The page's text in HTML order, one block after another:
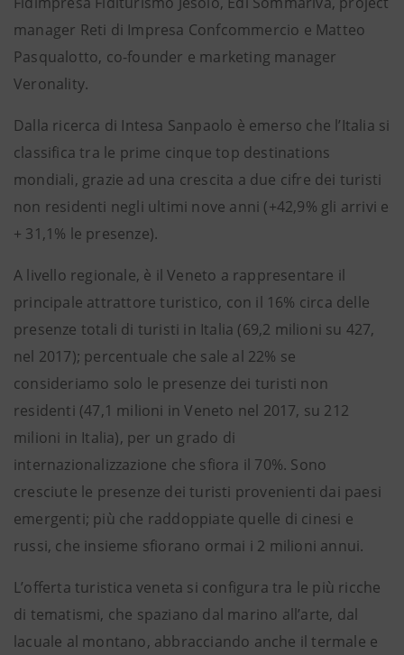
manager Reti di Impresa Confcommercio e Matteo
Pasqualotto, co-founder e marketing manager
Veronality.
Dalla ricerca di Intesa Sanpaolo è emerso che l’Italia si
classifica tra le prime cinque top destinations
mondiali, grazie ad una crescita a due cifre dei turisti
non residenti negli ultimi nove anni (+42,9% gli arrivi e
+ 31,1% le presenze).
A livello regionale, è il Veneto a rappresentare il
principale attrattore turistico, con il 16% circa delle
presenze totali di turisti in Italia (69,2 milioni su 427,
nel 2017); percentuale che sale al 22% se
consideriamo solo le presenze dei turisti non
residenti (47,1 milioni in Veneto nel 2017, su 212
milioni in Italia), per un grado di
internazionalizzazione che sfiora il 70%. Sono
cresciute le presenze dei turisti provenienti dai paesi
emergenti; più che raddoppiate quelle di cinesi e
russi, che insieme sfiorano ormai i 2 milioni annui.
L’offerta turistica veneta si configura tra le più ricche
di tematismi, che spaziano dal marino all’arte, dal
lacuale al montano, abbracciando anche il termale e